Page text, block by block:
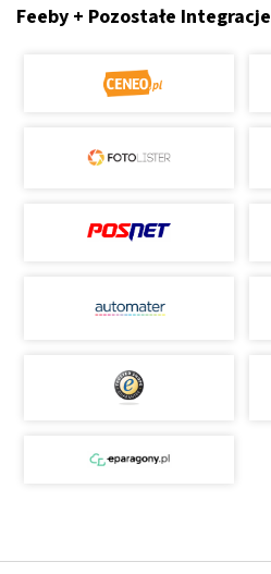
Feeby + Pozostałe Integracje